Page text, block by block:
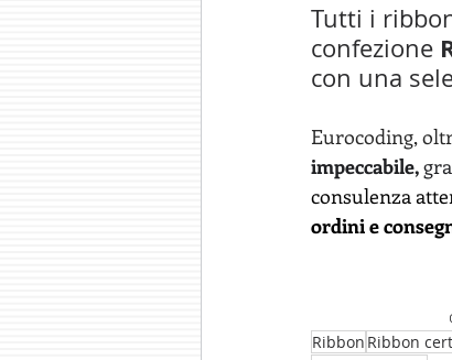
Tutti i
confezione
con una
Eurocoding,
impeccabile,
consulenza
ordini e
Ribbon Ribbon